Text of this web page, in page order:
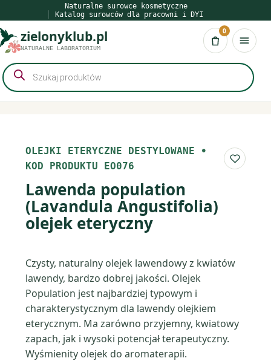
do
treści
Naturalne surowce kosmetyczne
Katalog surowców dla pracowni i DYI
zielonyklub.pl
NATURALNE LABORATORIUM Koszyk
0
Wyszukiwarka
produktów
OLEJKI ETERYCZNE DESTYLOWANE •
KOD PRODUKTU EO076
Do
Lawenda population
(Lavandula Angustifolia)
olejek eteryczny
Czysty, naturalny olejek lawendowy z kwiatów
lawendy, bardzo dobrej jakości. Olejek
Population jest najbardziej typowym i
charakterystycznym dla lawendy olejkiem
eterycznym. Ma zarówno przyjemny, kwiatowy
zapach, jak i wysoki potencjał terapeutyczny.
Wyśmienity olejek do aromaterapii.